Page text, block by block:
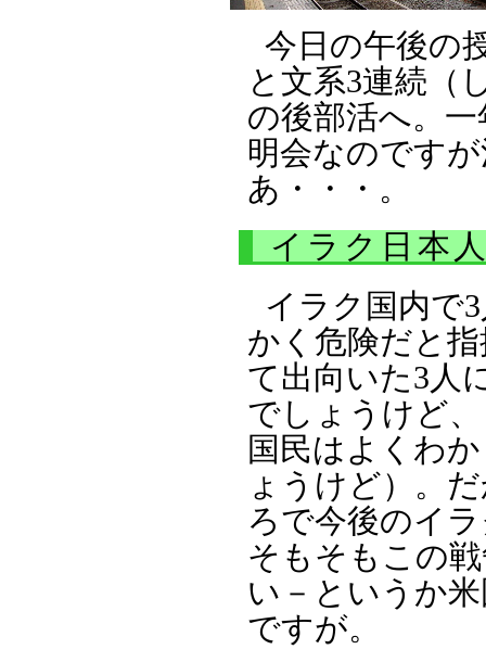
今日の午後の
と文系3連続（
の後部活へ。
明会なのです
あ・・・。
イラク日本
イラク国内で
かく危険だと
て出向いた3人
でしょうけど
国民はよくわ
ょうけど）。
ろで今後のイ
そもそもこの
い－というか
ですが。